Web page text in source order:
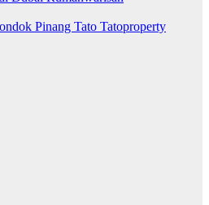
Pinang Tato Tatoproperty